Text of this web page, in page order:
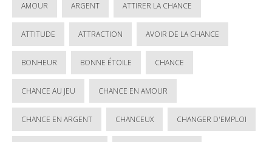
AMOUR ARGENT ATTIRER LA CHANCE
ATTITUDE ATTRACTION AVOIR DE LA CHANCE
BONHEUR BONNE ÉTOILE CHANCE
CHANCE AU JEU CHANCE EN AMOUR
CHANCE EN ARGENT CHANCEUX CHANGER D'EMPLOI